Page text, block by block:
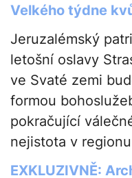
Velkého týdne
Jeruzalémský
letošní oslavy
ve Svaté zemi
formou
pokračující
nejistota v
EXKLUZIVNĚ: